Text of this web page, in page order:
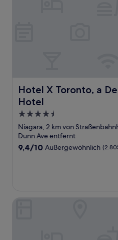
Hotel X Toronto, a
Hotel
Hotel X Toronto, a
4.5-
Sterne-
Unterkunft
Niagara, 2 km von
Dunn Ave entfernt
9.4
9,4/10 Außergewöhnlich